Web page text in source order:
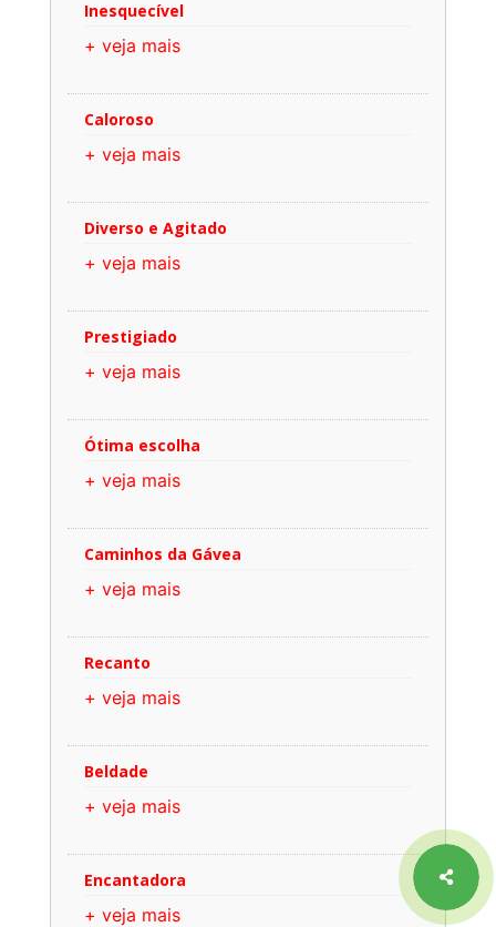
Inesquecível
+ veja mais
Caloroso
+ veja mais
Diverso e Agitado
+ veja mais
Prestigiado
+ veja mais
Ótima escolha
+ veja mais
Caminhos da Gávea
+ veja mais
Recanto
+ veja mais
Beldade
+ veja mais
Encantadora
+ veja mais